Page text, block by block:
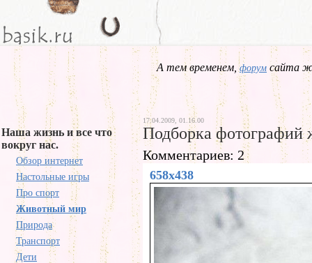
А тем временем,форум сайта
Наша жизнь и все что
вокруг нас.
Обзор интернет
Настольные игры
Про спорт
Животный мир
Природа
Транспорт
Дети
17.04.2009, 01.16.00
Подборка фотографий
Комментариев: 2
658x438